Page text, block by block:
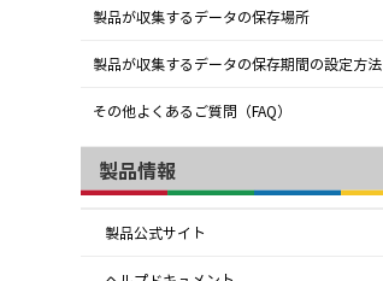
製品が収集するデータの保存場所
製品が収集するデータの保存期間の設定方法
その他よくあるご質問（FAQ）
製品情報
製品公式サイト